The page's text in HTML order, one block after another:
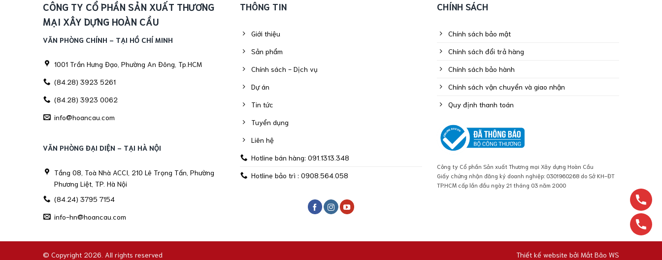
CÔNG TY CỔ PHẦN SẢN XUẤT THƯƠNG
MẠI XÂY DỰNG HOÀN CẦU
VĂN PHÒNG CHÍNH - TẠI HỒ CHÍ MINH
1001 Trần Hưng Đạo, Phường An Đông, Tp.HCM
(84.28) 3923 5261
(84.28) 3923 0062
info@hoancau.com
VĂN PHÒNG ĐẠI DIỆN - TẠI HÀ NỘI
Tầng 08, Toà Nhà ACCI, 210 Lê Trọng Tấn, Phường
Phương Liệt, TP. Hà Nội
(84.24) 3795 7154
info-hn@hoancau.com
THÔNG TIN
Giới thiệu
Sản phẩm
Chính sách - Dịch vụ
Dự án
Tin tức
Tuyển dụng
Liên hệ
Hotline bán hàng: 091.1313.348
Hotline bảo trì : 0908.564.058
CHÍNH SÁCH
Chính sách bảo mật
Chính sách đổi trả hàng
Chính sách bảo hành
Chính sách vận chuyển và giao nhận
Quy định thanh toán
Công ty Cổ phần Sản xuất Thương mại Xây dựng Hoàn Cầu
Giấy chứng nhận đăng ký doanh nghiệp: 0301960268 do Sở KH-ĐT
TP.HCM cấp lần đầu ngày 21 tháng 03 năm 2000
© Copyright 2026. All rights reserved Thiết kế website bởi Mắt Bão WS